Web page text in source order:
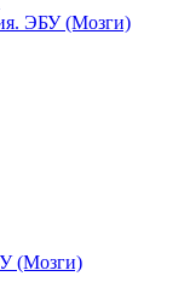
ЭБУ (Мозги)
(Мозги)